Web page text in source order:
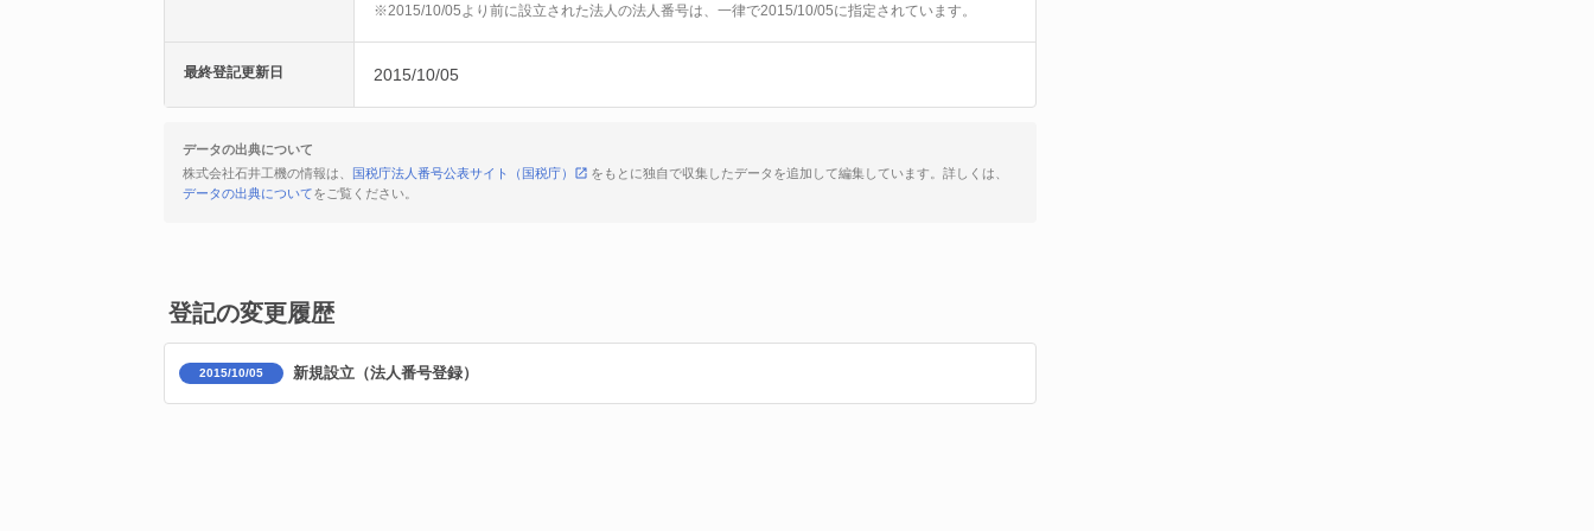
※2015/10/05より前に設立された法人の法人番号は、一律で2015/10/05に指定されています。
最終登記更新日 2015/10/05
データの出典について
株式会社石井工機の情報は、
国税庁法人番号公表サイト（国税庁）
をもとに独自で収集したデータを追加して編集しています。詳しくは、
データの出典についてをご覧ください。
登記の変更履歴
2015/10/05 新規設立（法人番号登録）